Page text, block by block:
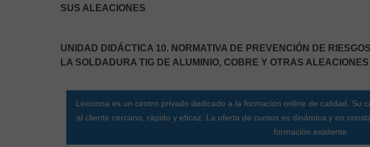
SUS ALEACIONES
UNIDAD DIDÁCTICA 10. NORMATIVA DE PREVENCIÓN DE
LA SOLDADURA TIG DE ALUMINIO, COBRE Y OTRAS ALEACIONES
Lecciona es un centro privado dedicado a la formación online de calidad. Su
al cliente cercano, rápido y eficaz. La oferta de cursos es dinámica y en
formación existente.